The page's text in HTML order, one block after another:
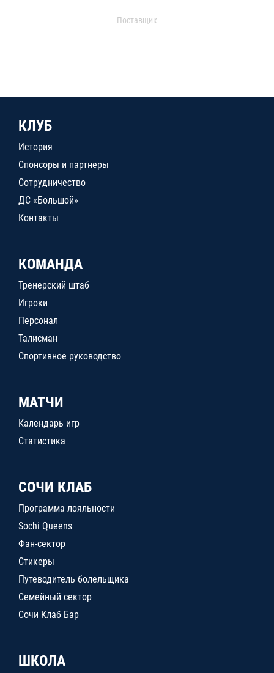
Поставщик
КЛУБ
История
Спонсоры и партнеры
Сотрудничество
ДС «Большой»
Контакты
КОМАНДА
Тренерский штаб
Игроки
Персонал
Талисман
Спортивное руководство
МАТЧИ
Календарь игр
Статистика
СОЧИ КЛАБ
Программа лояльности
Sochi Queens
Фан-сектор
Стикеры
Путеводитель болельщика
Семейный сектор
Сочи Клаб Бар
ШКОЛА